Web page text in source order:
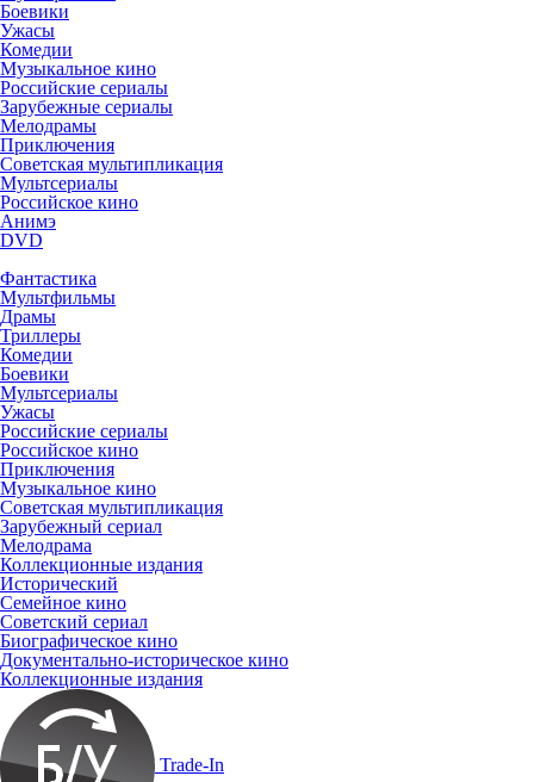
Боевики
Ужасы
Комедии
Музыкальное кино
Российские сериалы
Зарубежные сериалы
Мелодрамы
Приключения
Советская мультипликация
Мультсериалы
Российское кино
Анимэ
DVD
Фантастика
Мультфильмы
Драмы
Триллеры
Комедии
Боевики
Мультсериалы
Ужасы
Российские сериалы
Российское кино
Приключения
Музыкальное кино
Советская мультипликация
Зарубежный сериал
Мелодрама
Коллекционные издания
Исторический
Семейное кино
Советский сериал
Биографическое кино
Документально-историческое кино
Коллекционные издания
Trade-In